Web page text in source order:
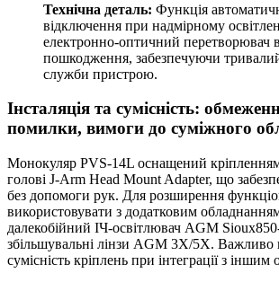
Технічна деталь: Функція
відключення при надмірному
електронно-оптичний перетворювач
пошкодження, забезпечуючи
служби пристрою.
Інсталяція та сумісність:
помилки, вимоги до суміжного
Монокуляр PVS-14L оснащений
голові J-Arm Head Mount Adapter, що
без допомоги рук. Для розширення
використовувати з додатковим
далекобійний ІЧ-освітлювач AGM
збільшувальні лінзи AGM 3X/5X. Важливо
сумісність кріплень при інтеграції з